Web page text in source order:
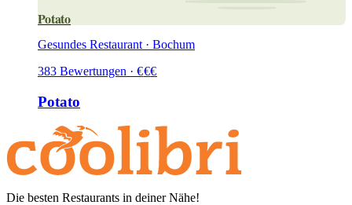
Potato
Gesundes Restaurant · Bochum
383 Bewertungen · €€€
Potato
Die besten Restaurants in deiner Nähe!